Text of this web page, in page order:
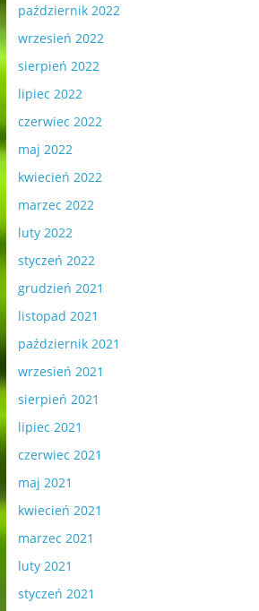
październik 2022
wrzesień 2022
sierpień 2022
lipiec 2022
czerwiec 2022
maj 2022
kwiecień 2022
marzec 2022
luty 2022
styczeń 2022
grudzień 2021
listopad 2021
październik 2021
wrzesień 2021
sierpień 2021
lipiec 2021
czerwiec 2021
maj 2021
kwiecień 2021
marzec 2021
luty 2021
styczeń 2021